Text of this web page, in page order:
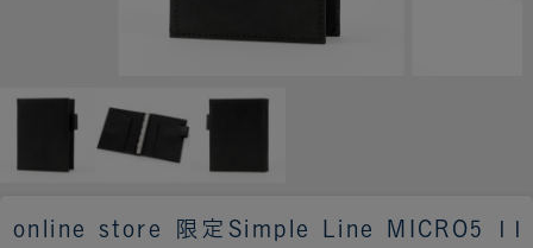
online store 限定 Simple Line MICRO5 11